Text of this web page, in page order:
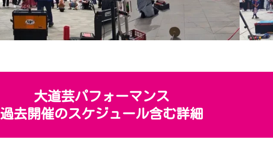
大道芸パフォーマンス
過去開催のスケジュール含む詳細